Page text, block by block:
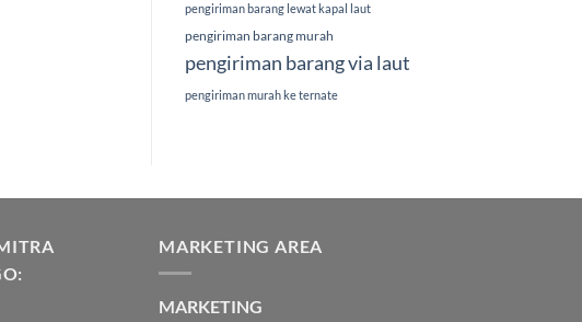
pengiriman barang lewat kapal laut
pengiriman barang murah
pengiriman barang via laut
pengiriman murah ke ternate
MARKETING AREA
MARKETING